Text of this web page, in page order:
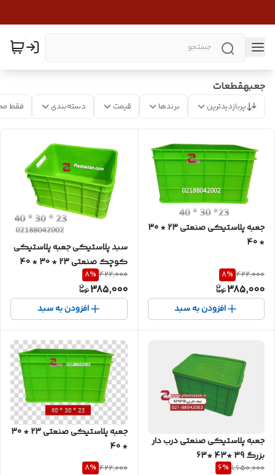
جعبهقطعات
پربازدیدترین برندها قیمت دسته‌بندی فقط
جعبه پلاستیکی صنعتی 23 * 30
* 40
422,000
8%
385,000
افزودن به سبد
سبد پلاستیکی جعبه پلاستیکی
کوچک صنعتی 23 * 30 * 40
422,000
8%
385,000
افزودن به سبد
جعبه پلاستیکی صنعتی درب دار
بزرگ 39 *43 *63
1,650,000
6%
جعبه پلاستیکی صنعتی 23 * 30
* 40
422,000
8%